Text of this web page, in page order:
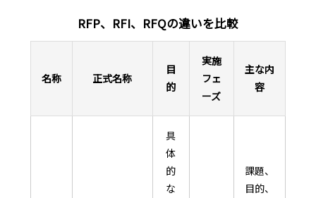
RFP、RFI、RFQの違いを比較
名称 正式名称
目
的
実施
フェ
ーズ
主な内
容
具
体
的
な
課題、
目的、